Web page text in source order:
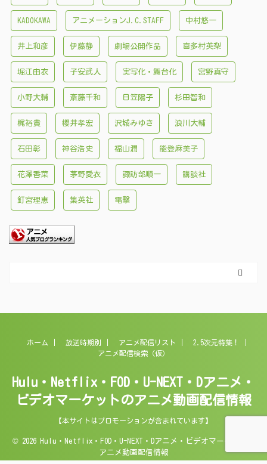
KADOKAWA アニメーションJ.C.STAFF 中村悠一
井上和彦 伊藤静 劇場公開作品 喜多村英梨
堀江由衣 子安武人 実写化・舞台化 宮野真守
小野大輔 斎藤千和 日笠陽子 杉田智和
梶裕貴 櫻井孝宏 沢城みゆき 浪川大輔
石田彰 神谷浩史 福山潤 能登麻美子
花澤香菜 茅野愛衣 諏訪部順一 講談社
釘宮理恵 集英社 電撃
ホーム 放送時期別 アニメ配信リスト
2.5次元特集！
アニメ配信検索（仮）
Hulu・Netflix・FOD・U-NEXT・Dアニメ・
ビデオマーケットのアニメ動画配信情報
【本サイトはプロモーションが含まれています】
© 2026 Hulu・Netflix・FOD・U-NEXT・Dアニメ・ビデオマーケットの
アニメ動画配信情報